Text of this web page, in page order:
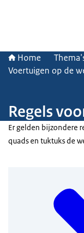
Home
Voertuigen op de
Regels
Er gelden bijzondere
quads en tuktuks de